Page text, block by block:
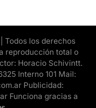
Todos los derechos
reproducción total o
Horacio Schivintt.
Interno 101 Mail:
Publicidad:
Funciona gracias a